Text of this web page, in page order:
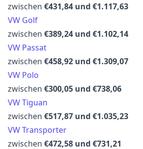
zwischen €431,84 und €1.117,63
VW Golf
zwischen €389,24 und €1.102,14
VW Passat
zwischen €458,92 und €1.309,07
VW Polo
zwischen €300,05 und €738,06
VW Tiguan
zwischen €517,87 und €1.035,23
VW Transporter
zwischen €472,58 und €731,21